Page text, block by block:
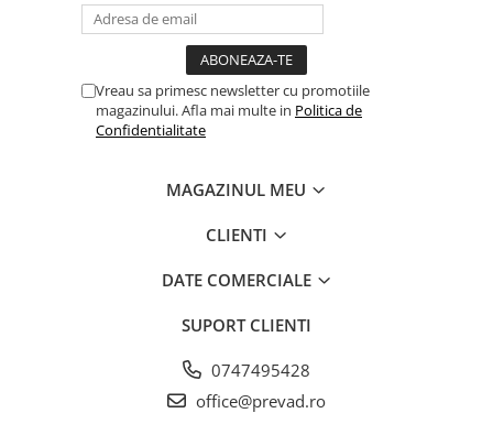
Vreau sa primesc newsletter cu promotiile
magazinului. Afla mai multe in Politica de
Confidentialitate
MAGAZINUL MEU
CLIENTI
DATE COMERCIALE
SUPORT CLIENTI
0747495428
office@prevad.ro